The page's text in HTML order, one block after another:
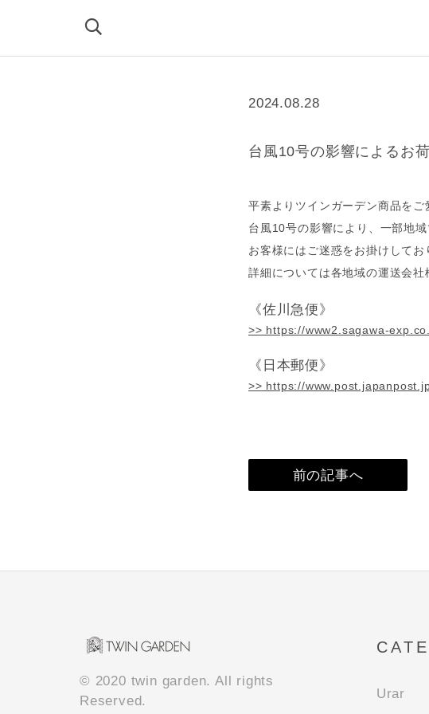
2024.08.28
台風10号の影響によるお
平素よりツインガーデン商品をご
台風10号の影響により、一部地
お客様にはご迷惑をお掛けして
詳細については各地域の運送会社
《佐川急便》
>> https://www2.sagawa-
《日本郵便》
>> https://
前の記事へ
© 2020 twin garden. All rights
Reserved.
Urar